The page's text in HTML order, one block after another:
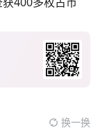
换一换